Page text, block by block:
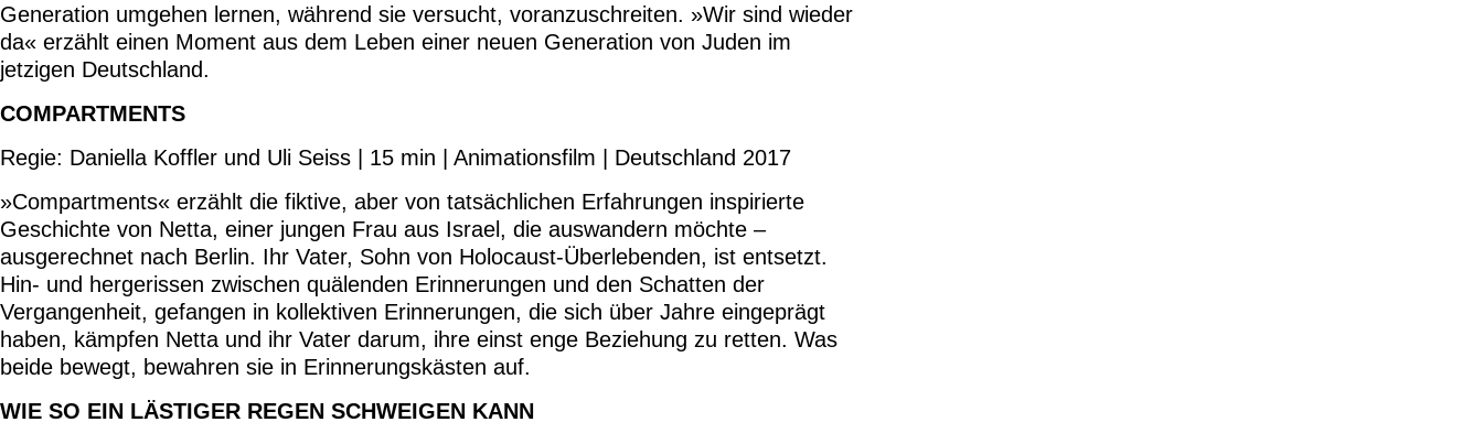
Generation umgehen lernen, während sie versucht, voranzuschreiten. »Wir sind wieder
da« erzählt einen Moment aus dem Leben einer neuen Generation von Juden im
jetzigen Deutschland.
COMPARTMENTS
Regie: Daniella Koffler und Uli Seiss | 15 min | Animationsfilm | Deutschland 2017
»Compartments« erzählt die fiktive, aber von tatsächlichen Erfahrungen inspirierte
Geschichte von Netta, einer jungen Frau aus Israel, die auswandern möchte –
ausgerechnet nach Berlin. Ihr Vater, Sohn von Holocaust-Überlebenden, ist entsetzt.
Hin- und hergerissen zwischen quälenden Erinnerungen und den Schatten der
Vergangenheit, gefangen in kollektiven Erinnerungen, die sich über Jahre eingeprägt
haben, kämpfen Netta und ihr Vater darum, ihre einst enge Beziehung zu retten. Was
beide bewegt, bewahren sie in Erinnerungskästen auf.
WIE SO EIN LÄSTIGER REGEN SCHWEIGEN KANN